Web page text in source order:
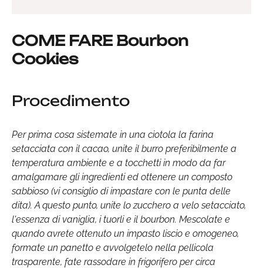
COME FARE Bourbon
Cookies
Procedimento
Per prima cosa sistemate in una ciotola la farina
setacciata con il cacao, unite il burro preferibilmente a
temperatura ambiente e a tocchetti in modo da far
amalgamare gli ingredienti ed ottenere un composto
sabbioso (vi consiglio di impastare con le punta delle
dita). A questo punto, unite lo zucchero a velo setacciato,
l'essenza di vaniglia, i tuorli e il bourbon. Mescolate e
quando avrete ottenuto un impasto liscio e omogeneo,
formate un panetto e avvolgetelo nella pellicola
trasparente, fate rassodare in frigorifero per circa